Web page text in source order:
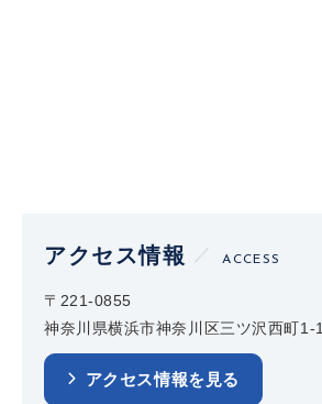
アクセス情報 ACCESS
〒221-0855
神奈川県横浜市神奈川区三ツ沢西町1-1
アクセス情報を見る